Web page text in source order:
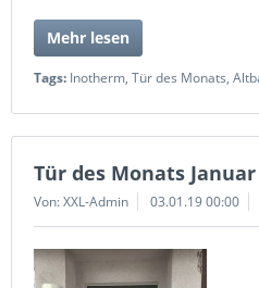
Mehr lesen
Tags: Inotherm, Tür des Monats,
Tür des Monats Januar
Von: XXL-Admin 03.01.19 00:00